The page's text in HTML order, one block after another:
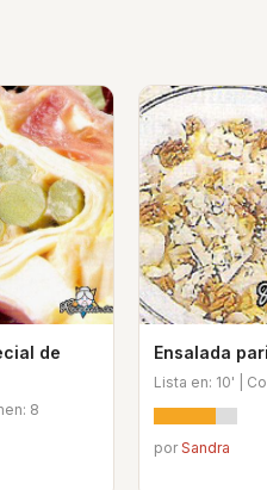
de
8
Ensalada
Lista en: 10' |
porSandra